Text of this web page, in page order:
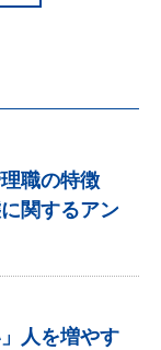
職の特徴
関するアン
人を増やす